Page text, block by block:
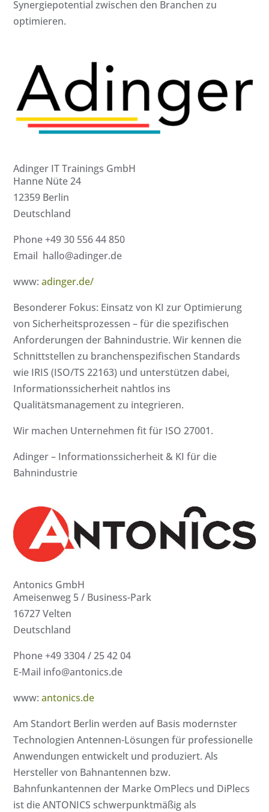
Synergiepotential zwischen den Branchen zu
optimieren.
Adinger IT Trainings GmbH
Hanne Nüte 24
12359 Berlin
Deutschland
Phone +49 30 556 44 850
Email hallo@adinger.de
www:adinger.de/
Besonderer Fokus: Einsatz von KI zur Optimierung
von Sicherheitsprozessen – für die spezifischen
Anforderungen der Bahnindustrie. Wir kennen die
Schnittstellen zu branchenspezifischen Standards
wie IRIS (ISO/TS 22163) und unterstützen dabei,
Informationssicherheit nahtlos ins
Qualitätsmanagement zu integrieren.
Wir machen Unternehmen fit für ISO 27001.
Adinger – Informationssicherheit & KI für die
Bahnindustrie
Antonics GmbH
Ameisenweg 5 / Business-Park
16727 Velten
Deutschland
Phone +49 3304 / 25 42 04
E-Mail info@antonics.de
www:antonics.de
Am Standort Berlin werden auf Basis modernster
Technologien Antennen-Lösungen für professionelle
Anwendungen entwickelt und produziert. Als
Hersteller von Bahnantennen bzw.
Bahnfunkantennen der Marke OmPlecs und DiPlecs
ist die ANTONICS schwerpunktmäßig als